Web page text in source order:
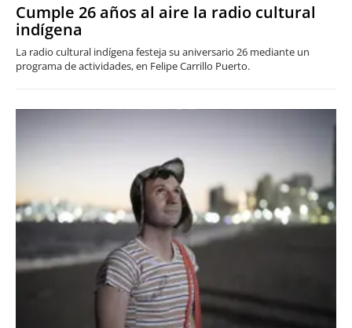
Cumple 26 años al aire la radio cultural
indígena
La radio cultural indígena festeja su aniversario 26 mediante un
programa de actividades, en Felipe Carrillo Puerto.